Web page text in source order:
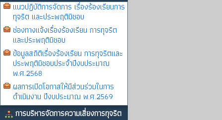
แนวปฏิบัติการจัดการ เรื่องร้องเรียนการ
ทุจริต และประพฤติมิชอบ
ช่องทางแจ้งเรื่องร้องเรียน การทุจริต
และประพฤติมิชอบ
ข้อมูลสถิติเรื่องร้องเรียน การทุจริตและ
ประพฤติมิชอบประจำปีงบประมาณ
พ.ศ.2568
ผลการเปิดโอกาสให้มีส่วนร่วมในการ
ดำเนินงาน ปีงบประมาณ พ.ศ.2569
การบริหารจัดการความเสี่ยงการทุจริต